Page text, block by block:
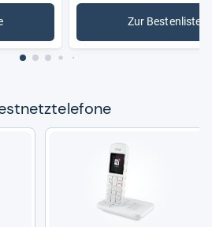
Zur Bestenliste
: Analoge